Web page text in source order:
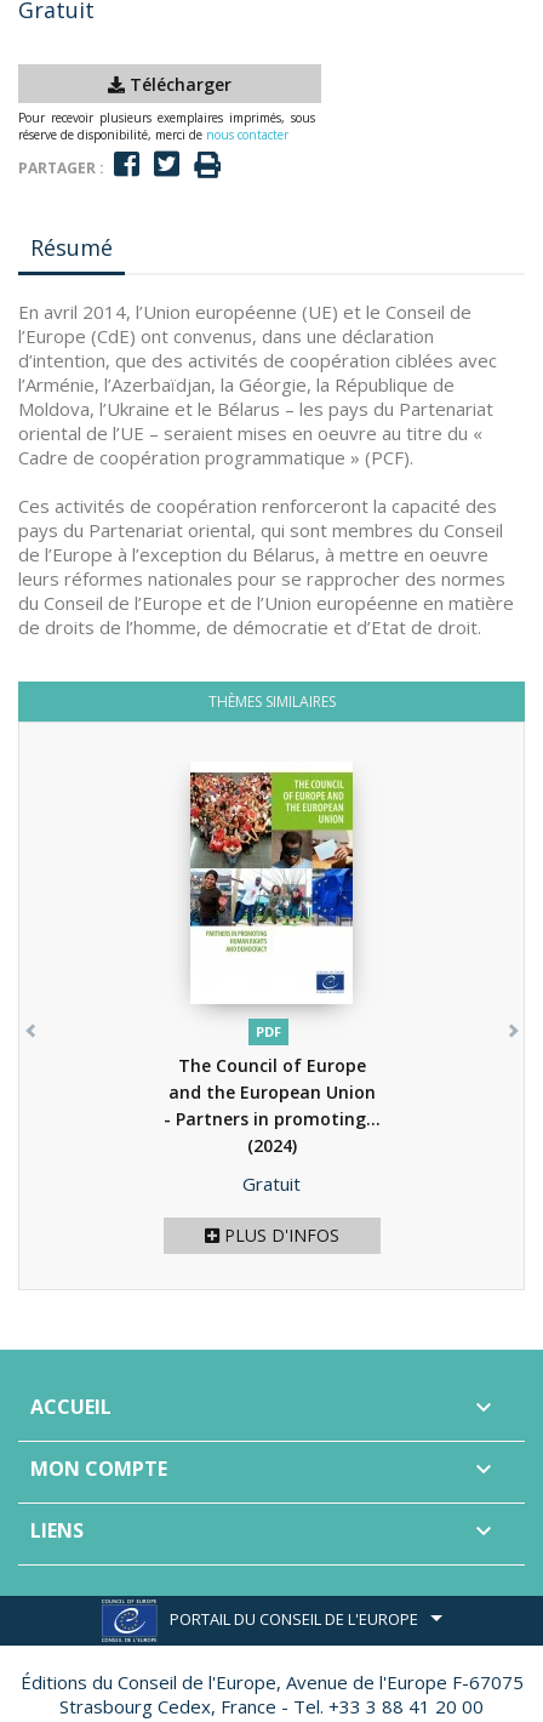
Gratuit
Télécharger
Pour recevoir plusieurs exemplaires imprimés, sous
réserve de disponibilité, merci de nous contacter
PARTAGER :
Résumé
En avril 2014, l’Union européenne (UE) et le Conseil de
l’Europe (CdE) ont convenus, dans une déclaration
d’intention, que des activités de coopération ciblées avec
l’Arménie, l’Azerbaïdjan, la Géorgie, la République de
Moldova, l’Ukraine et le Bélarus – les pays du Partenariat
oriental de l’UE – seraient mises en oeuvre au titre du «
Cadre de coopération programmatique » (PCF).
Ces activités de coopération renforceront la capacité des
pays du Partenariat oriental, qui sont membres du Conseil
de l’Europe à l’exception du Bélarus, à mettre en oeuvre
leurs réformes nationales pour se rapprocher des normes
du Conseil de l’Europe et de l’Union européenne en matière
de droits de l’homme, de démocratie et d’Etat de droit.
THÈMES SIMILAIRES
PDF
The Council of Europe
and the European Union
- Partners in promoting...
(2024)
Prix
Gratuit
PLUS D'INFOS
ACCUEIL 
MON COMPTE 
LIENS 
PORTAIL DU CONSEIL DE L'EUROPE
Éditions du Conseil de l'Europe, Avenue de l'Europe F-67075
Strasbourg Cedex, France - Tel. +33 3 88 41 20 00